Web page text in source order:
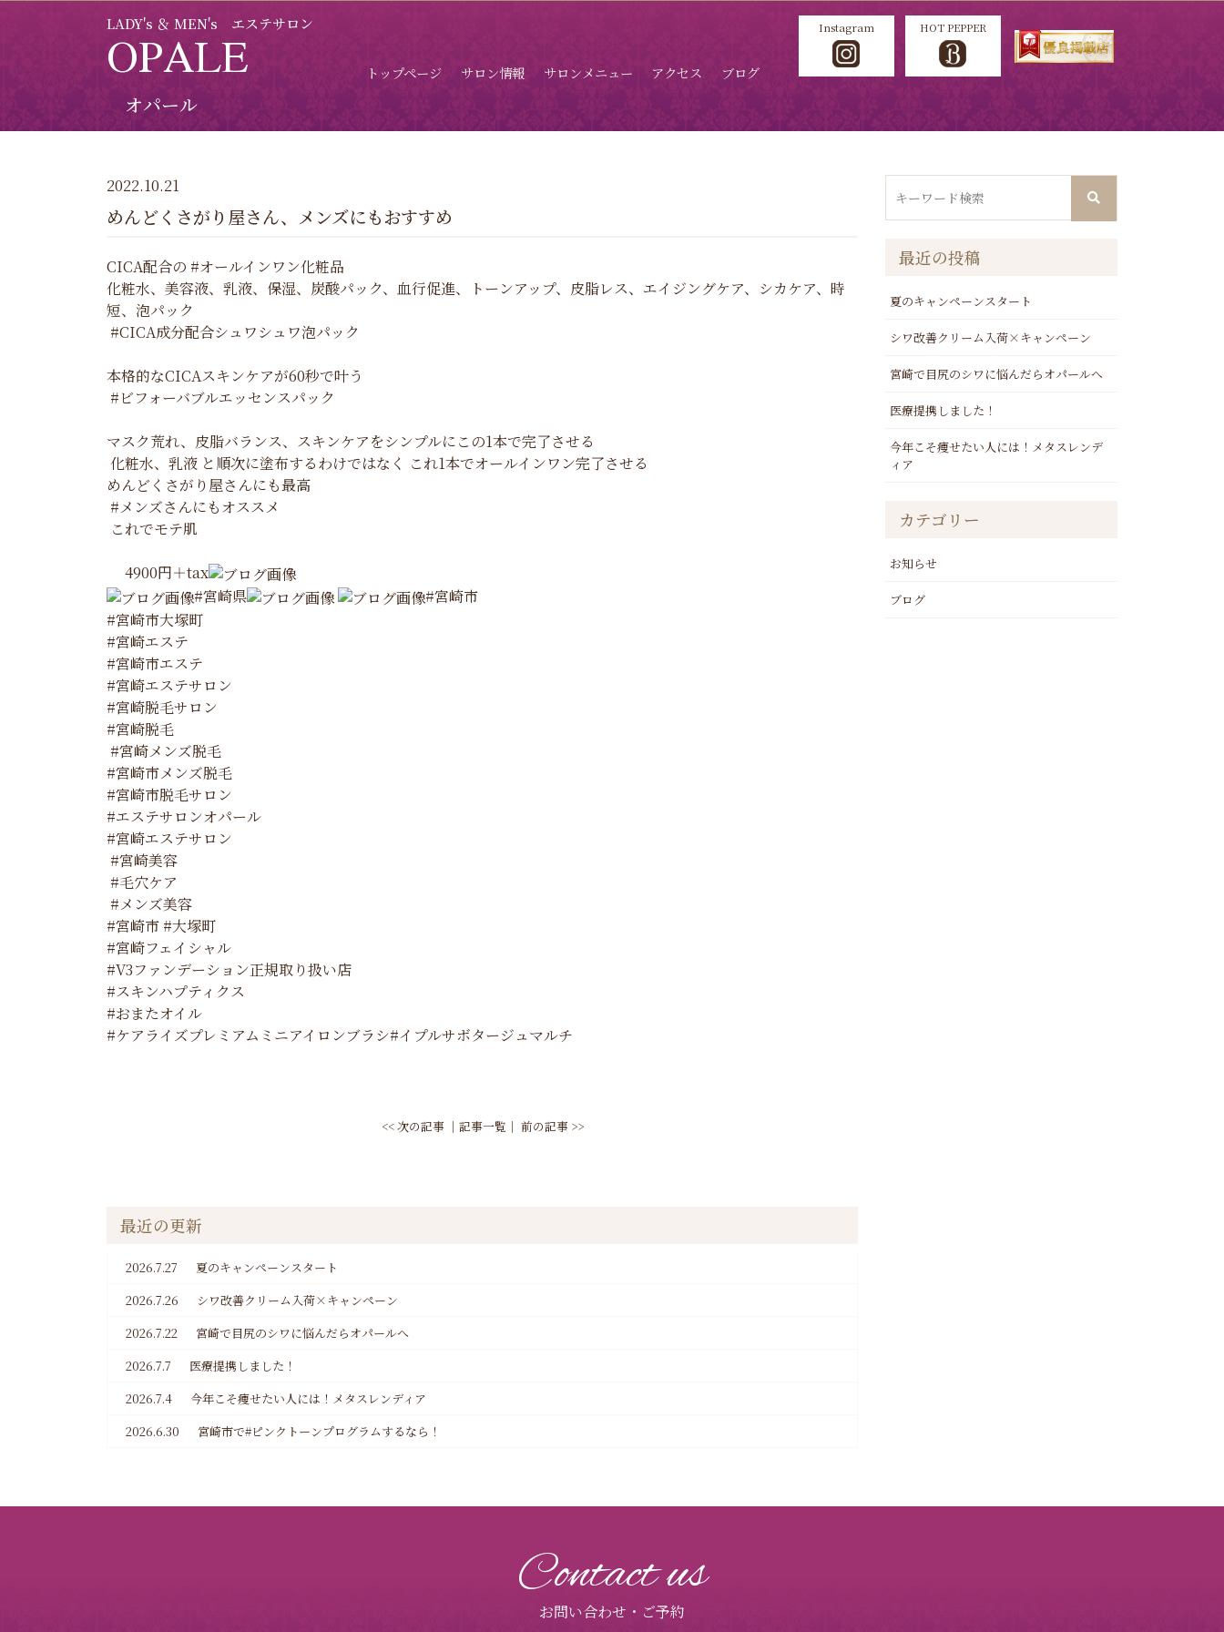
LADY's ＆ MEN's エステサロン
OPALE
オパール
トップページ サロン情報 サロンメニュー アクセス ブログ
Instagram HOT PEPPER
2022.10.21
めんどくさがり屋さん、メンズにもおすすめ
CICA配合の #オールインワン化粧品
化粧水、美容液、乳液、保湿、炭酸パック、血行促進、トーンアップ、皮脂レス、エイジングケア、シカケア、時
短、泡パック
#CICA成分配合シュワシュワ泡パック
本格的なCICAスキンケアが60秒で叶う
#ビフォーバブルエッセンスパック
マスク荒れ、皮脂バランス、スキンケアをシンプルにこの1本で完了させる
化粧水、乳液 と順次に塗布するわけではなく これ1本でオールインワン完了させる
めんどくさがり屋さんにも最高
#メンズさんにもオススメ
これでモテ肌
4900円＋tax
#宮崎県
#宮崎市
#宮崎市大塚町
#宮崎エステ
#宮崎市エステ
#宮崎エステサロン
#宮崎脱毛サロン
#宮崎脱毛
#宮崎メンズ脱毛
#宮崎市メンズ脱毛
#宮崎市脱毛サロン
#エステサロンオパール
#宮崎エステサロン
#宮崎美容
#毛穴ケア
#メンズ美容
#宮崎市 #大塚町
#宮崎フェイシャル
#V3ファンデーション正規取り扱い店
#スキンハプティクス
#おまたオイル
#ケアライズプレミアムミニアイロンブラシ#イプルサボタージュマルチ
<< 次の記事│ 記事一覧 │ 前の記事 >>
最近の更新
2026.7.27
夏のキャンペーンスタート
2026.7.26
シワ改善クリーム入荷×キャンペーン
2026.7.22
宮崎で目尻のシワに悩んだらオパールへ
2026.7.7
医療提携しました！
2026.7.4
今年こそ痩せたい人には！メタスレンディア
2026.6.30
宮崎市で#ピンクトーンプログラムするなら！
最近の投稿
夏のキャンペーンスタート
シワ改善クリーム入荷×キャンペーン
宮崎で目尻のシワに悩んだらオパールへ
医療提携しました！
今年こそ痩せたい人には！メタスレンデ
ィア
カテゴリー
お知らせ
ブログ
Contact us
お問い合わせ・ご予約